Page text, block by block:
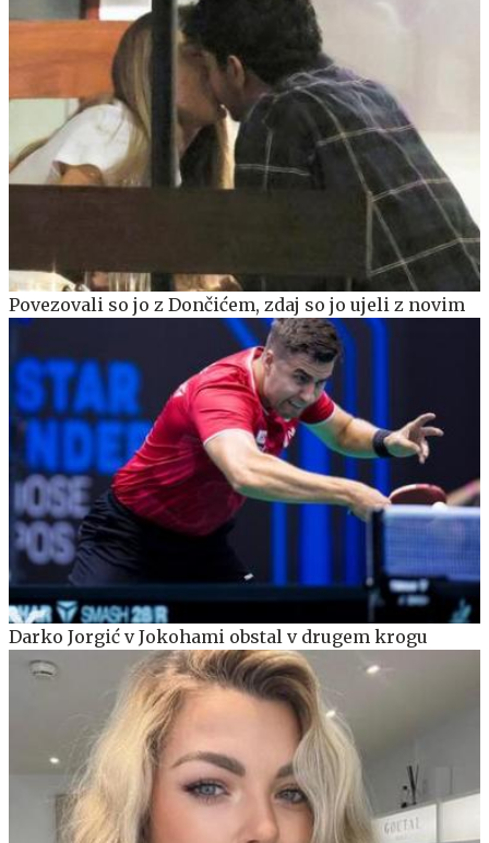
Povezovali so jo z Dončićem, zdaj so jo ujeli z novim
Darko Jorgić v Jokohami obstal v drugem krogu